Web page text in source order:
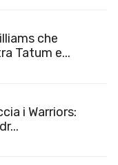
che
Tatum e...
i Warriors: